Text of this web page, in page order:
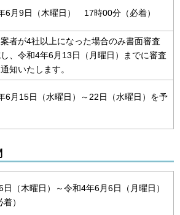
6月9日（木曜日） 17時00分（必着）
者が4社以上になった場合のみ書面審査
、令和4年6月13日（月曜日）までに審査
知いたします。
6月15日（水曜日）～22日（水曜日）を予
（木曜日）～令和4年6月6日（月曜日）
）